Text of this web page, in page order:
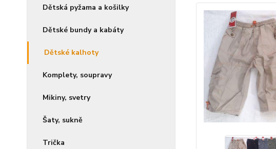
Dětská pyžama a košilky
Dětské bundy a kabáty
Dětské kalhoty
Komplety, soupravy
Mikiny, svetry
Šaty, sukně
Trička